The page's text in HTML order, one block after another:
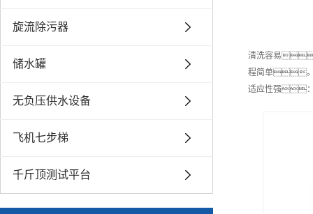
旋流除污器
储水罐
无负压供水设备
飞机七步梯
千斤顶测试平台
清洗容易
程简单
适应性强